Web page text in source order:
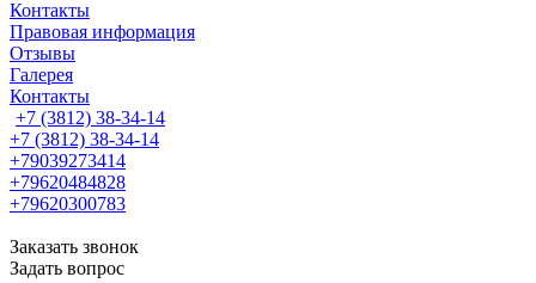
Контакты
Правовая информация
Отзывы
Галерея
Контакты
+7 (3812) 38-34-14
+7 (3812) 38-34-14
+79039273414
+79620484828
+79620300783
Заказать звонок
Задать вопрос